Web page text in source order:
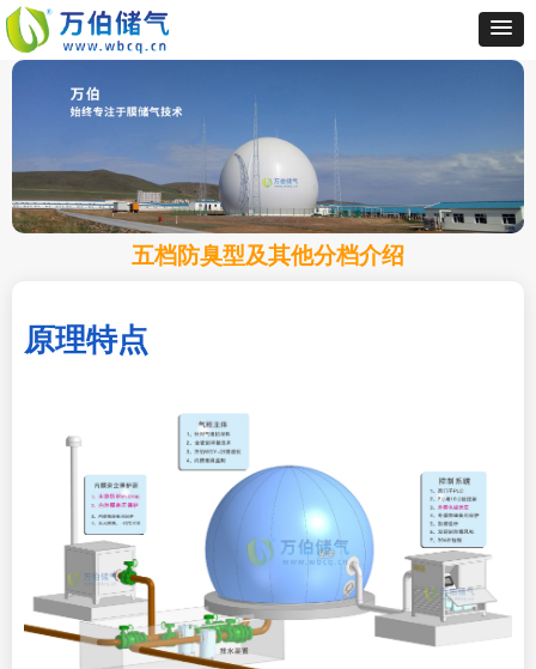
原理特点
五档防臭型及其他分档介绍